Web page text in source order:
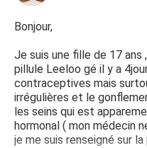
Bonjour,
Je suis une fille de 17 ans
pillule Leeloo gé il y a
contraceptives mais
irrégulières et le
les seins qui est
hormonal ( mon médecin
je me suis renseigné sur